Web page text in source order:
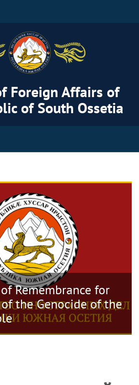
Foreign Affairs of
of South Ossetia
Remembrance for
the Genocide of the